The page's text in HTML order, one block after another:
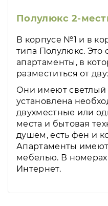
Полулюкс 2-
В корпусе №1 и в
типа Полулюкс. Это
апартаменты, в
разместиться от
Они имеют светлый
установлена
двухместные или
места и бытовая
душем, есть фен и
Апартаменты
мебелью. В
Интернет.